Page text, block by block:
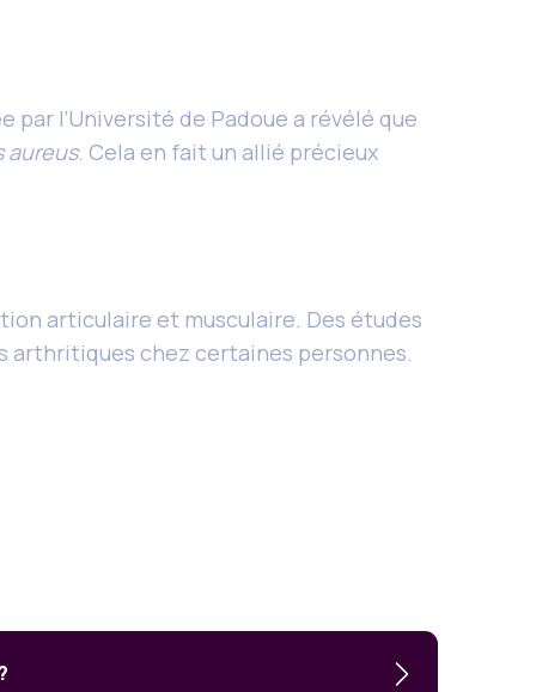
l’Université de Padoue a révélé que
aureus. Cela en fait un allié précieux
articulaire et musculaire. Des études
arthritiques chez certaines personnes.